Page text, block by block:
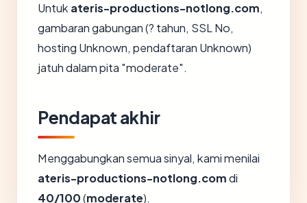
Untuk ateris-productions-notlong.com,
gambaran gabungan (? tahun, SSL No,
hosting Unknown, pendaftaran Unknown)
jatuh dalam pita "moderate".
Pendapat akhir
Menggabungkan semua sinyal, kami menilai
ateris-productions-notlong.comdi
40/100(moderate).